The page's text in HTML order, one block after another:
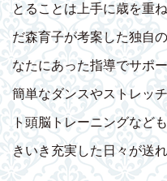
とることは上手に歳を重
だ森育子が考案した独自
なたにあった指導でサポ
簡単なダンスやストレッ
ト頭脳トレーニングなど
きいき充実した日々が送れ